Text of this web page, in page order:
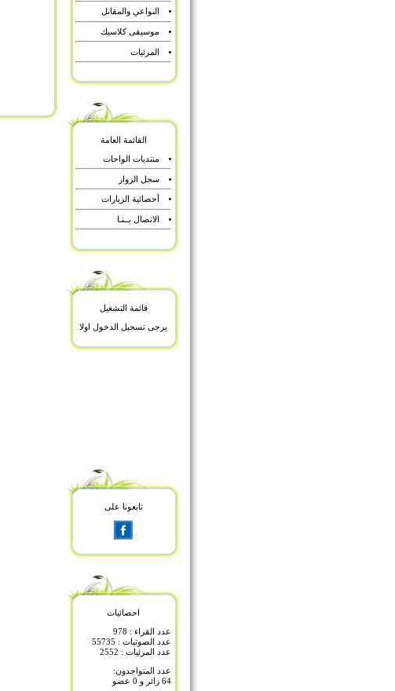
النواعي والمقاتل
موسيقى كلاسيك
المرئيات
القائمة العامة
منتديات الواحات
سجل الزوار
أحصائية الزيارات
الاتصال بــنـا
قائمة التشغيل
يرجى تسجيل الدخول اولا
تابعونا على
احصائيات
عدد القراء : 978
عدد الصوتيات : 55735
عدد المرئيات : 2552
عدد المتواجدون:
64 زائر و 0 عضو